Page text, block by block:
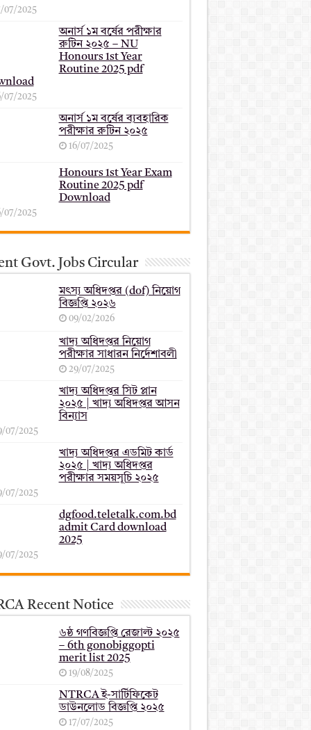
07/2025
অনার্স ১ম বর্ষের পরীক্ষার
রুটিন ২০২৫ – NU
Honours 1st Year
Routine 2025 pdf
07/2025
অনার্স ১ম বর্ষের ব্যবহারিক
পরীক্ষার ‍রুটিন ২০২৫
16/07/2025
Honours 1st Year Exam
Routine 2025 pdf
Download
07/2025
Govt. Jobs Circular
মৎস্য অধিদপ্তর (dof) নিয়োগ
বিজ্ঞপ্তি ২০২৬
09/02/2026
খাদ্য অধিদপ্তর নিয়োগ
পরীক্ষার সাধারন নির্দেশাবলী
29/07/2025
খাদ্য অধিদপ্তর সিট প্লান
২০২৫ | খাদ্য অধিদপ্তর আসন
বিন্যাস
07/2025
খাদ্য অধিদপ্তর এডমিট কার্ড
২০২৫ | খাদ্য অধিদপ্তর
পরীক্ষার সময়সূচি ২০২৫
07/2025
dgfood.teletalk.com.bd
admit Card download
2025
07/2025
Recent Notice
৬ষ্ঠ গণবিজ্ঞপ্তি রেজাল্ট ২০২৫
– 6th gonobiggopti
merit list 2025
19/08/2025
NTRCA ই-সার্টিফিকেট
ডাউনলোড বিজ্ঞপ্তি ২০২৫
17/07/2025